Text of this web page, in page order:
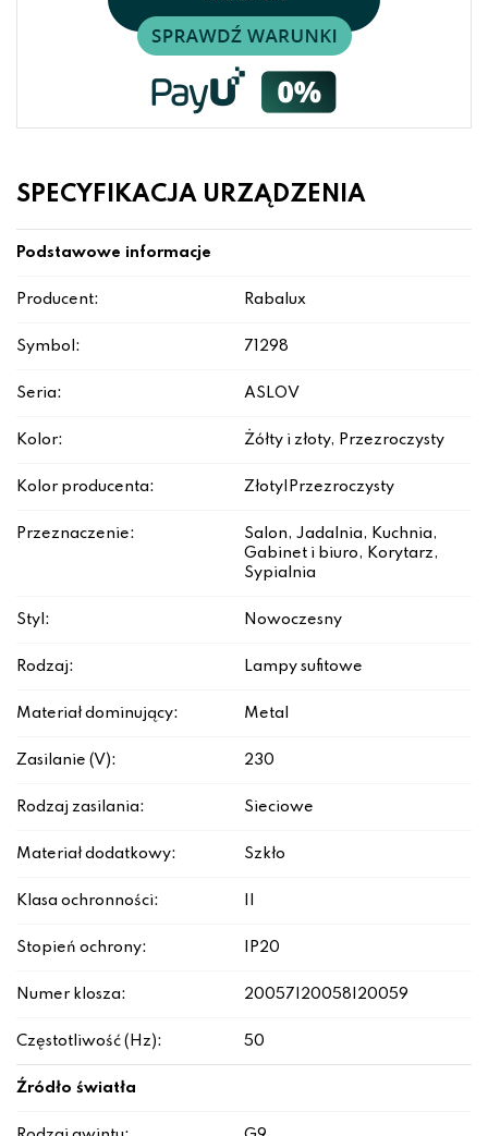
SPECYFIKACJA URZĄDZENIA
Podstawowe informacje
Producent: Rabalux
Symbol: 71298
Seria: ASLOV
Kolor: Żółty i złoty, Przezroczysty
Kolor producenta: Złoty|Przezroczysty
Przeznaczenie:
Salon, Jadalnia, Kuchnia,
Gabinet i biuro, Korytarz,
Sypialnia
Styl: Nowoczesny
Rodzaj: Lampy sufitowe
Materiał dominujący: Metal
Zasilanie (V): 230
Rodzaj zasilania: Sieciowe
Materiał dodatkowy: Szkło
Klasa ochronności:
Stopień ochrony: IP20
Numer klosza: 20057|20058|20059
Częstotliwość (Hz): 50
Źródło światła